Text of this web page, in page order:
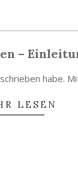
–
habe.
LESEN